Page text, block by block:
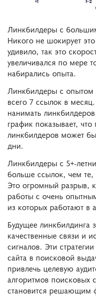
Линкбилдеры с
Никого не шокирует
удивило, так это
увеличивался по мере
набирались опыта.
Линкбилдеры с опытом
всего 7 ссылок в
нанимать
график показывает,
линкбилдеров может
дни.
Линкбилдеры с 5+-
больше ссылок, чем те,
Это огромный разрыв,
работы с очень
из которых работают в
Будущее линкбилдинга
качественные связи и
сигналов. Эти
сайта в поисковой
привлечь целевую
алгоритмов поисковых
становится решающим